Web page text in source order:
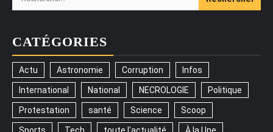
CATÉGORIES
Actu Astronomie Corruption Infos
International National NECROLOGIE Politique
Protestation santé Science Scoop
Sports Tech toute l'actualité À la Une